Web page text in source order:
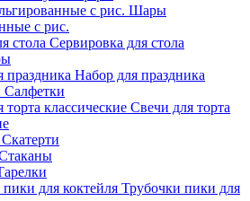
Шары
с рис.
Сервировка для стола
Набор для праздника
Салфетки
Свечи для торта
Скатерти
Трубочки пики для